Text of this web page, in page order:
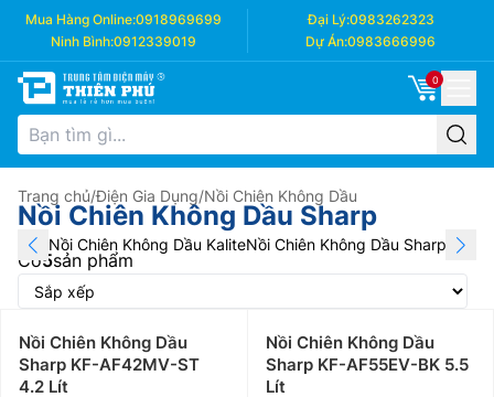
Mua Hàng Online:0918969699 Đại Lý:0983262323
Ninh Bình:0912339019 Dự Án:0983666996
0
Trang chủ/Điện Gia Dụng/Nồi Chiên Không Dầu
Nồi Chiên Không Dầu Sharp
Nồi Chiên Không Dầu KaliteNồi Chiên Không Dầu Sharp Nồi
Có5sản phẩm
Nồi Chiên Không Dầu
Sharp KF-AF42MV-ST
4.2 Lít
Nồi Chiên Không Dầu
Sharp KF-AF55EV-BK 5.5
Lít